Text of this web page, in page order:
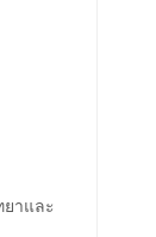
าและ